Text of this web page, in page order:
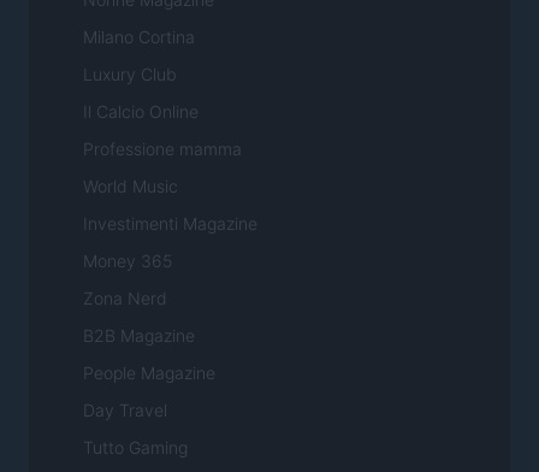
Milano Cortina
Luxury Club
Il Calcio Online
Professione mamma
World Music
Investimenti Magazine
Money 365
Zona Nerd
B2B Magazine
People Magazine
Day Travel
Tutto Gaming